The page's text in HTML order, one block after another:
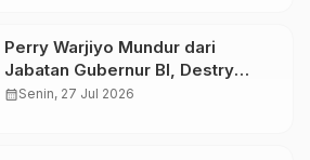
Perry Warjiyo Mundur dari
Jabatan Gubernur BI, Destry
Damayanti Ditunjuk Jadi
calendar_monthSenin, 27 Jul 2026